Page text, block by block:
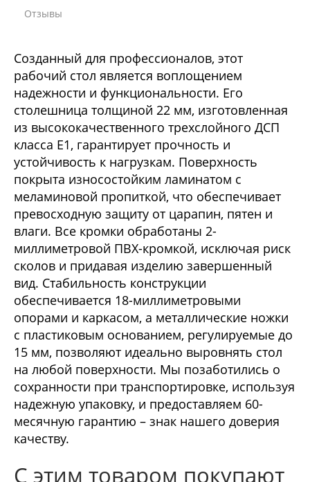
Отзывы
Созданный для профессионалов, этот
рабочий стол является воплощением
надежности и функциональности. Его
столешница толщиной 22 мм, изготовленная
из высококачественного трехслойного ДСП
класса Е1, гарантирует прочность и
устойчивость к нагрузкам. Поверхность
покрыта износостойким ламинатом с
меламиновой пропиткой, что обеспечивает
превосходную защиту от царапин, пятен и
влаги. Все кромки обработаны 2-
миллиметровой ПВХ-кромкой, исключая риск
сколов и придавая изделию завершенный
вид. Стабильность конструкции
обеспечивается 18-миллиметровыми
опорами и каркасом, а металлические ножки
с пластиковым основанием, регулируемые до
15 мм, позволяют идеально выровнять стол
на любой поверхности. Мы позаботились о
сохранности при транспортировке, используя
надежную упаковку, и предоставляем 60-
месячную гарантию – знак нашего доверия
качеству.
С этим товаром покупают